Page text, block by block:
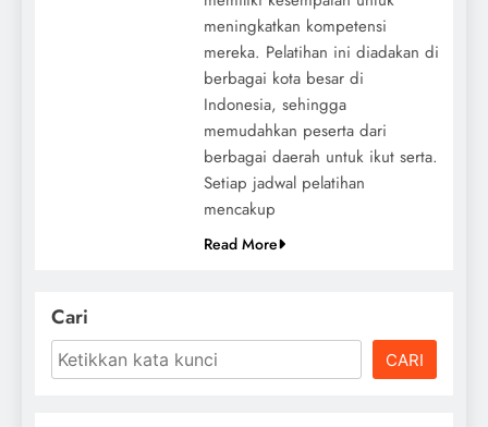
meningkatkan kompetensi
mereka. Pelatihan ini diadakan di
berbagai kota besar di
Indonesia, sehingga
memudahkan peserta dari
berbagai daerah untuk ikut serta.
Setiap jadwal pelatihan
mencakup
Read More
Cari
CARI